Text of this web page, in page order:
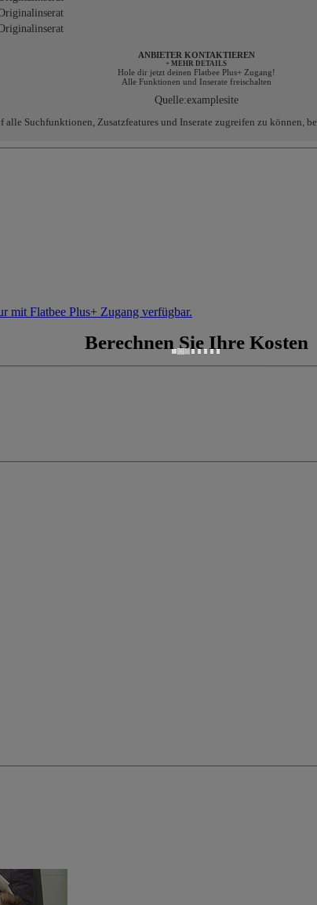
ANBIETER KONTAKTIEREN
+ MEHR DETAILS
Hole dir jetzt deinen Flatbee Plus+ Zugang!
Alle Funktionen und Inserate freischalten
Quelle:examplesite
alle Suchfunktionen, Zusatzfeatures und Inserate zugreifen zu können,
mit Flatbee Plus+ Zugang verfügbar.
Berechnen Sie Ihre Kosten